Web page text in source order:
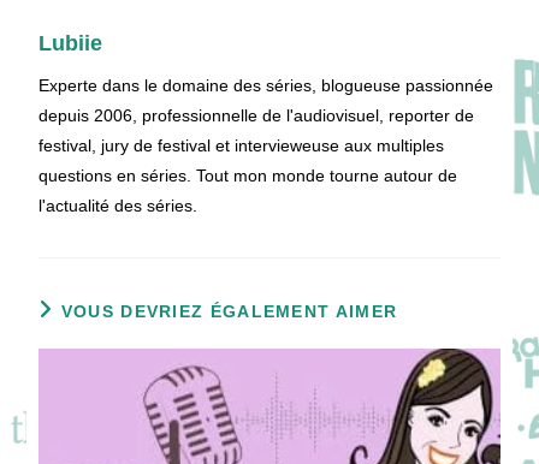
Lubiie
Experte dans le domaine des séries, blogueuse passionnée
depuis 2006, professionnelle de l'audiovisuel, reporter de
festival, jury de festival et intervieweuse aux multiples
questions en séries. Tout mon monde tourne autour de
l'actualité des séries.
VOUS DEVRIEZ ÉGALEMENT AIMER